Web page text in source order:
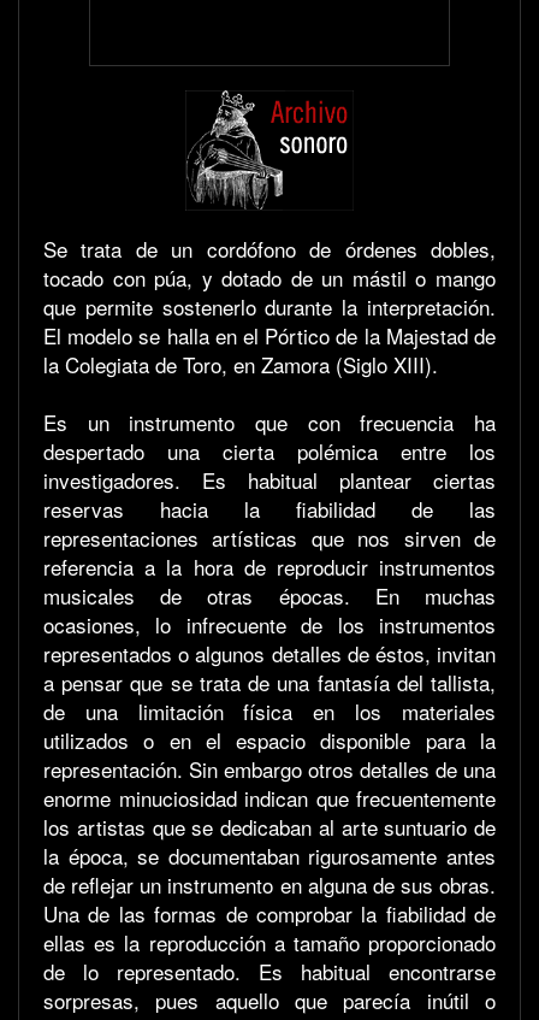
Se trata de un cordófono de órdenes dobles,
tocado con púa, y dotado de un mástil o mango
que permite sostenerlo durante la interpretación.
El modelo se halla en el Pórtico de la Majestad de
la Colegiata de Toro, en Zamora (Siglo XIII).
Es un instrumento que con frecuencia ha
despertado una cierta polémica entre los
investigadores. Es habitual plantear ciertas
reservas hacia la fiabilidad de las
representaciones artísticas que nos sirven de
referencia a la hora de reproducir instrumentos
musicales de otras épocas. En muchas
ocasiones, lo infrecuente de los instrumentos
representados o algunos detalles de éstos, invitan
a pensar que se trata de una fantasía del tallista,
de una limitación física en los materiales
utilizados o en el espacio disponible para la
representación. Sin embargo otros detalles de una
enorme minuciosidad indican que frecuentemente
los artistas que se dedicaban al arte suntuario de
la época, se documentaban rigurosamente antes
de reflejar un instrumento en alguna de sus obras.
Una de las formas de comprobar la fiabilidad de
ellas es la reproducción a tamaño proporcionado
de lo representado. Es habitual encontrarse
sorpresas, pues aquello que parecía inútil o